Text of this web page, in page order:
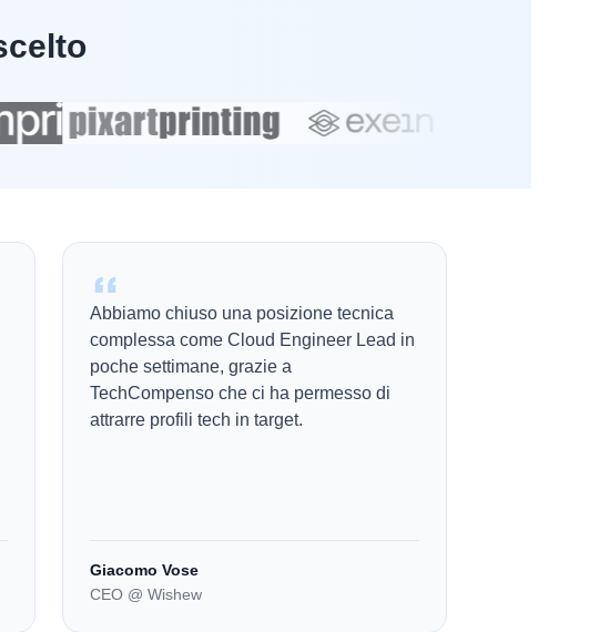
Abbiamo chiuso una posizione tecnica
complessa come Cloud Engineer Lead in
poche settimane, grazie a
TechCompenso che ci ha permesso di
attrarre profili tech in target.
Giacomo Vose
CEO @ Wishew